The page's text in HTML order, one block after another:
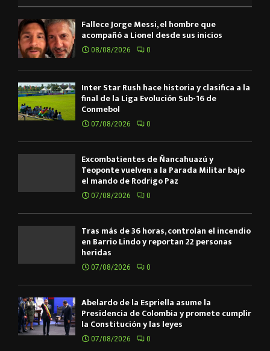
Fallece Jorge Messi, el hombre que
acompañó a Lionel desde sus inicios
08/08/2026 0
Inter Star Rush hace historia y clasifica a la
final de la Liga Evolución Sub-16 de
Conmebol
07/08/2026 0
Excombatientes de Ñancahuazú y
Teoponte vuelven a la Parada Militar bajo
el mando de Rodrigo Paz
07/08/2026 0
Tras más de 36 horas, controlan el incendio
en Barrio Lindo y reportan 22 personas
heridas
07/08/2026 0
Abelardo de la Espriella asume la
Presidencia de Colombia y promete cumplir
la Constitución y las leyes
07/08/2026 0